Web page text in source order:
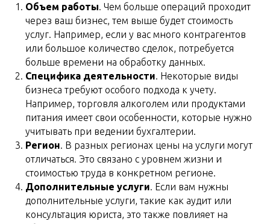
Объем работы. Чем больше операций проходит
через ваш бизнес, тем выше будет стоимость
услуг. Например, если у вас много контрагентов
или большое количество сделок, потребуется
больше времени на обработку данных.
Специфика деятельности. Некоторые виды
бизнеса требуют особого подхода к учету.
Например, торговля алкоголем или продуктами
питания имеет свои особенности, которые нужно
учитывать при ведении бухгалтерии.
Регион. В разных регионах цены на услуги могут
отличаться. Это связано с уровнем жизни и
стоимостью труда в конкретном регионе.
Дополнительные услуги. Если вам нужны
дополнительные услуги, такие как аудит или
консультация юриста, это также повлияет на